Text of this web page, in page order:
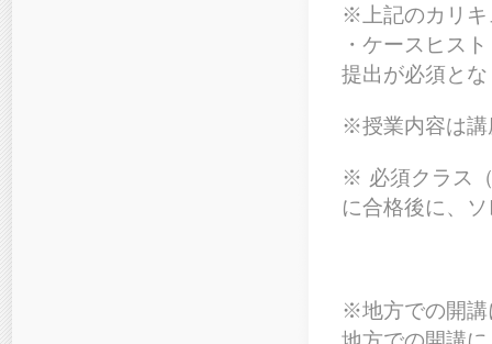
※上記のカリキ
・ケースヒス
提出が必須と
※授業内容は講
※ 必須クラス
に合格後に、
※地方での開講